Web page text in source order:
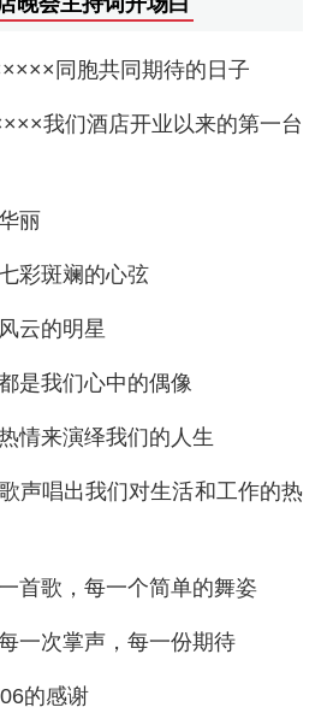
同胞共同期待的日子
我们酒店开业以来的第一台
丽
彩斑斓的心弦
云的明星
是我们心中的偶像
情来演绎我们的人生
声唱出我们对生活和工作的热
首歌，每一个简单的舞姿
一次掌声，每一份期待
的感谢